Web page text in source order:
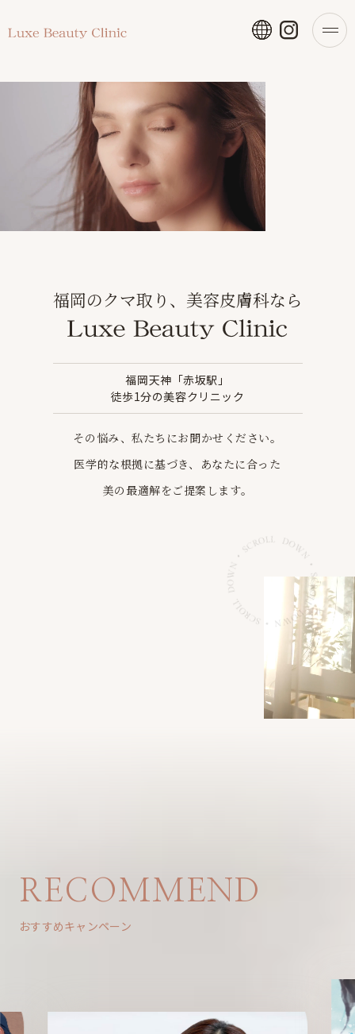
福岡のクマ取り、美容皮膚科なら
福岡天神「赤坂駅」
徒歩1分の美容クリニック
その悩み、私たちにお聞かせください。
医学的な根拠に基づき、あなたに合った
美の最適解をご提案します。
RECOMMEND
おすすめキャンペーン